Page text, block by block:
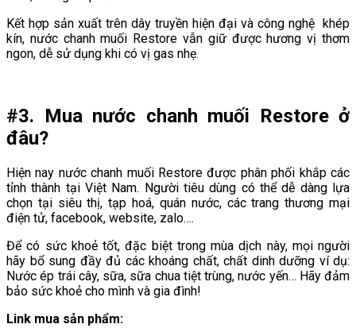
Kết hợp sản xuất trên dây truyền hiện đại và công nghệ khép
kín, nước chanh muối Restore vẫn giữ được hương vị thơm
ngon, dễ sử dụng khi có vị gas nhẹ.
#3. Mua nước chanh muối Restore ở
đâu?
Hiện nay nước chanh muối Restore được phân phối khắp các
tỉnh thành tại Việt Nam. Người tiêu dùng có thể dễ dàng lựa
chọn tại siêu thị, tạp hoá, quán nước, các trang thương mại
điện tử, facebook, website, zalo….
Để có sức khoẻ tốt, đặc biệt trong mùa dịch này, mọi người
hãy bổ sung đầy đủ các khoáng chất, chất dinh dưỡng ví dụ:
Nước ép trái cây, sữa, sữa chua tiệt trùng, nước yến… Hãy đảm
bảo sức khoẻ cho mình và gia đình!
Link mua sản phẩm: